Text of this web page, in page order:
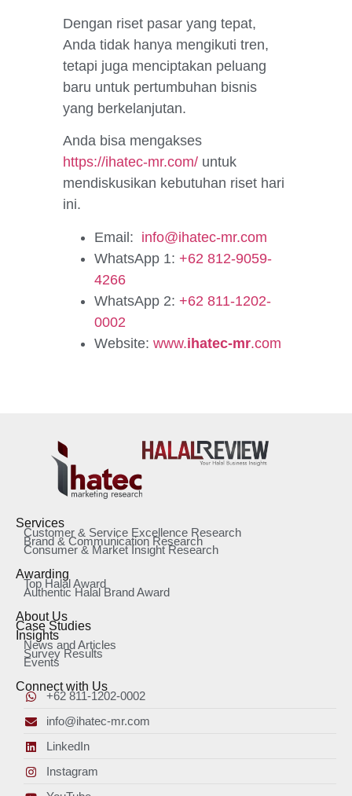
Dengan riset pasar yang tepat,
Anda tidak hanya mengikuti tren,
tetapi juga menciptakan peluang
baru untuk pertumbuhan bisnis
yang berkelanjutan.
Anda bisa mengakses
https://ihatec-mr.com/ untuk
mendiskusikan kebutuhan riset hari
ini.
Email: info@ihatec-mr.com
WhatsApp 1: +62 812-9059-
4266
WhatsApp 2: +62 811-1202-
0002
Website: www.ihatec-mr.com
Services
Customer & Service Excellence Research
Brand & Communication Research
Consumer & Market Insight Research
Awarding
Top Halal Award
Authentic Halal Brand Award
About Us
Case Studies
Insights
News and Articles
Survey Results
Events
Connect with Us
+62 811-1202-0002
info@ihatec-mr.com
LinkedIn
Instagram